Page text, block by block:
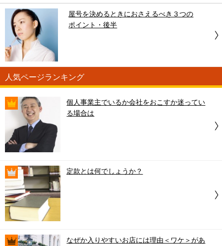
屋号を決めるときにおさえるべき３つの
ポイント・後半
人気ページランキング
個人事業主でいるか会社をおこすか迷ってい
る場合は
定款とは何でしょうか？
なぜか入りやすいお店には理由＜ワケ＞があ